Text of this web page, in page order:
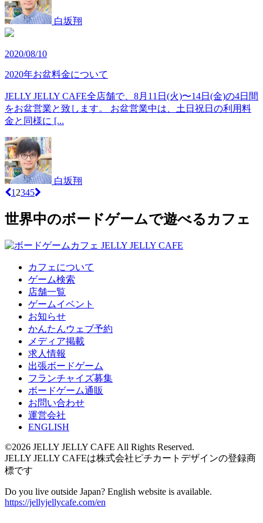
白坂翔
2020/08/10
2020年お盆料金について
JELLY JELLY CAFE全店舗で、8月11日(火)〜14日(金)の4日間
をお盆営業と致します。 お盆営業中は、土日祝日の利用料
金と同様に [...
白坂翔
1 2345
世界中のボードゲームで遊べるカフェ
カフェについて
ゲーム検索
店舗一覧
ゲームイベント
お知らせ
かんたんウェブ予約
メディア掲載
求人情報
出張ボードゲーム
フランチャイズ募集
ボードゲーム通販
お問い合わせ
運営会社
ENGLISH
©2026 JELLY JELLY CAFE All Rights Reserved.
JELLY JELLY CAFEは株式会社ピチカートデザインの登録商
標です
Do you live outside Japan? English website is available.
https://jellyjellycafe.com/en